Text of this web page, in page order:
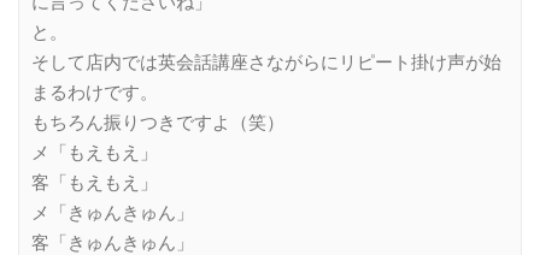
と。
そして店内では英会話講座さながらにリピート掛け声が始
まるわけです。
もちろん振りつきですよ（笑）
メ「もえもえ」
客「もえもえ」
メ「きゅんきゅん」
客「きゅんきゅん」